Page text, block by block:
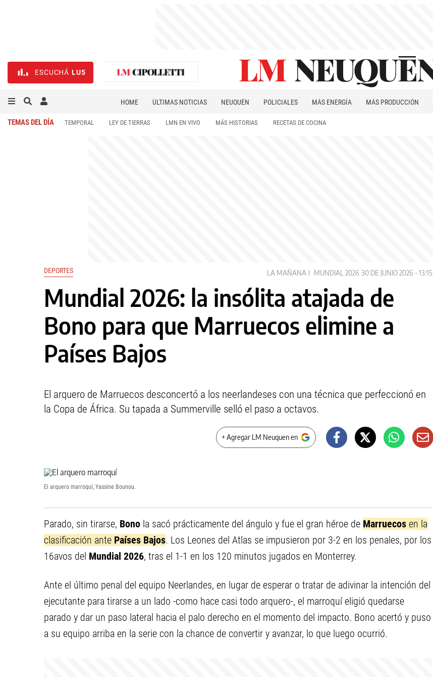
ESCUCHÁ LU5
HOME ÚLTIMAS NOTICIAS NEUQUÉN POLICIALES MÁS ENERGÍA MÁS PRODUCCIÓN
TEMAS DEL DÍA TEMPORAL LEY DE TIERRAS LMN EN VIVO MÁS HISTORIAS RECETAS DE COCINA
DEPORTES LA MAÑANA MUNDIAL 2026 30 DE JUNIO 2026 - 13:15
Mundial 2026: la insólita atajada de
Bono para que Marruecos elimine a
Países Bajos
El arquero de Marruecos desconcertó a los neerlandeses con una técnica que perfeccionó en
la Copa de África. Su tapada a Summerville selló el paso a octavos.
+ Agregar LM Neuquen en
El arquero marroquí, Yassine Bounou.
Parado, sin tirarse, Bono la sacó prácticamente del ángulo y fue el gran héroe de Marruecos en la
clasificación ante Países Bajos. Los Leones del Atlas se impusieron por 3-2 en los penales, por los
16avos del Mundial 2026, tras el 1-1 en los 120 minutos jugados en Monterrey.
Ante el último penal del equipo Neerlandes, en lugar de esperar o tratar de adivinar la intención del
ejecutante para tirarse a un lado -como hace casi todo arquero-, el marroquí eligió quedarse
parado y dar un paso lateral hacia el palo derecho en el momento del impacto. Bono acertó y puso
a su equipo arriba en la serie con la chance de convertir y avanzar, lo que luego ocurrió.